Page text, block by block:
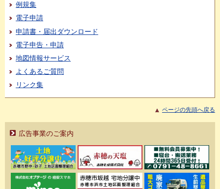
例規集
電子申請
申請書・届出ダウンロード
電子申告・申請
地図情報サービス
よくあるご質問
リンク集
ページの先頭へ戻る
広告事業のご案内